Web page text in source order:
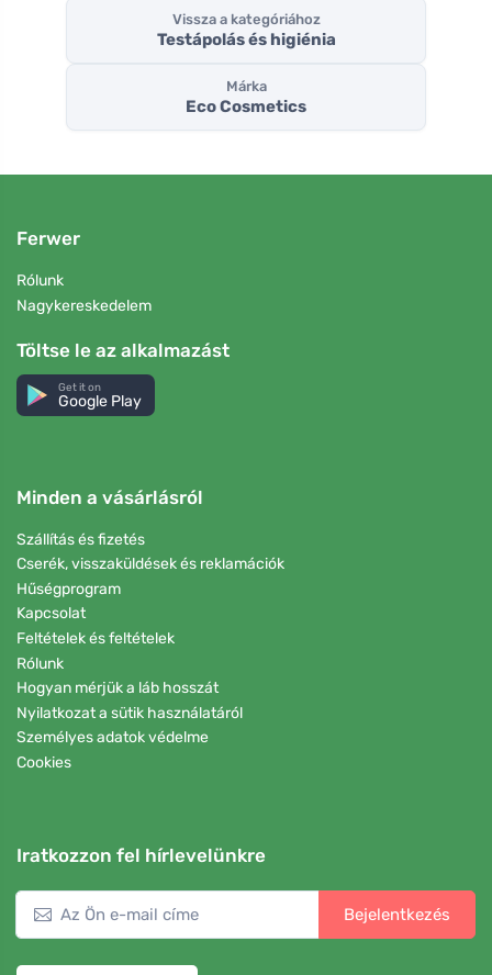
Vissza a kategóriához
Testápolás és higiénia
Márka
Eco Cosmetics
Ferwer
Rólunk
Nagykereskedelem
Töltse le az alkalmazást
Get it on
Google Play
Minden a vásárlásról
Szállítás és fizetés
Cserék, visszaküldések és reklamációk
Hűségprogram
Kapcsolat
Feltételek és feltételek
Rólunk
Hogyan mérjük a láb hosszát
Nyilatkozat a sütik használatáról
Személyes adatok védelme
Cookies
Iratkozzon fel hírlevelünkre
Bejelentkezés